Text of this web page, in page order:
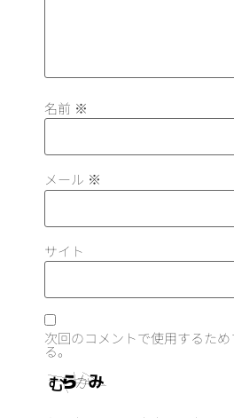
名前 ※
メール ※
サイト
次回のコメントで使用するた
る。